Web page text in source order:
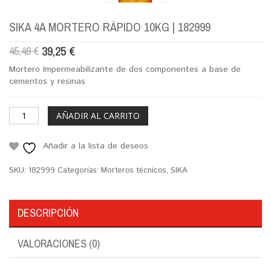
SIKA 4A MORTERO RÁPIDO 10KG | 182999
45,49€ 39,25 €
Mortero Impermeabilizante de dos componentes a base de
cementos y resinas
AÑADIR AL CARRITO
Añadir a la lista de deseos
SKU: 182999 Categorías: Morteros técnicos, SIKA
DESCRIPCIÓN
VALORACIONES (0)